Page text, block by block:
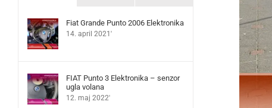
Fiat Grande Punto 2006 Elektronika
14. april 2021'
FIAT Punto 3 Elektronika – senzor
ugla volana
12. maj 2022'